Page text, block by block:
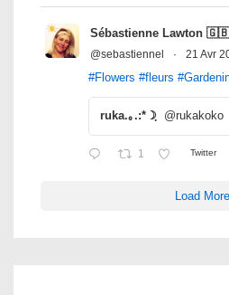
Sébastienne Lawton
@sebastiennel · 21 Avr
#Flowers #fleurs
ruka.｡.:*☽ฺ @rukakoko
1 Twitter
Load More